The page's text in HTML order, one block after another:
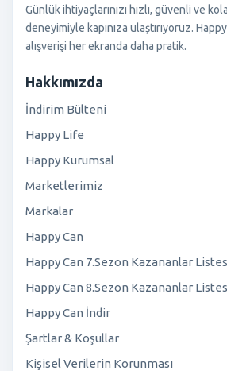
Günlük ihtiyaçlarınızı hızlı, güvenli ve
deneyimiyle kapınıza ulaştırıyoruz.
alışverişi her ekranda daha pratik.
Hakkımızda
İndirim Bülteni
Happy Life
Happy Kurumsal
Marketlerimiz
Markalar
Happy Can
Happy Can 7.Sezon Kazananlar
Happy Can 8.Sezon Kazananlar
Happy Can İndir
Şartlar & Koşullar
Kişisel Verilerin Korunması